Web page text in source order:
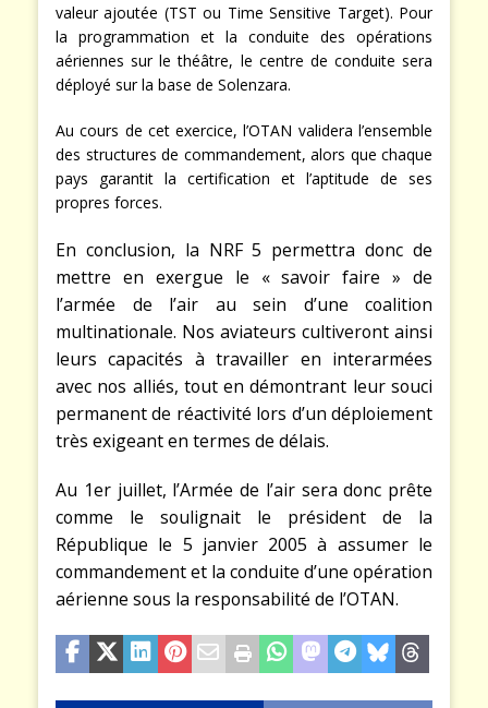
valeur ajoutée (TST ou Time Sensitive Target). Pour
la programmation et la conduite des opérations
aériennes sur le théâtre, le centre de conduite sera
déployé sur la base de Solenzara.
Au cours de cet exercice, l’OTAN validera l’ensemble
des structures de commandement, alors que chaque
pays garantit la certification et l’aptitude de ses
propres forces.
En conclusion, la NRF 5 permettra donc de
mettre en exergue le « savoir faire » de
l’armée de l’air au sein d’une coalition
multinationale. Nos aviateurs cultiveront ainsi
leurs capacités à travailler en interarmées
avec nos alliés, tout en démontrant leur souci
permanent de réactivité lors d’un déploiement
très exigeant en termes de délais.
Au 1er juillet, l’Armée de l’air sera donc prête
comme le soulignait le président de la
République le 5 janvier 2005 à assumer le
commandement et la conduite d’une opération
aérienne sous la responsabilité de l’OTAN.